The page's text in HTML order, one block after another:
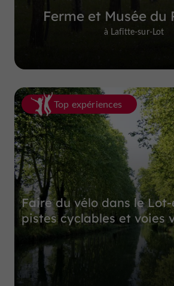
Ferme et Musée du
à Lafitte-sur-Lot
Top expériences
Faire du vélo dans le
pistes cyclables et voies